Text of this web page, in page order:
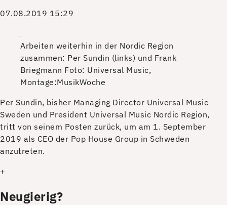
07.08.2019 15:29
Arbeiten weiterhin in der Nordic Region
zusammen: Per Sundin (links) und Frank
Briegmann Foto: Universal Music,
Montage:MusikWoche
Per Sundin, bisher Managing Director Universal Music
Sweden und President Universal Music Nordic Region,
tritt von seinem Posten zurück, um am 1. September
2019 als CEO der Pop House Group in Schweden
anzutreten.
+
Neugierig?